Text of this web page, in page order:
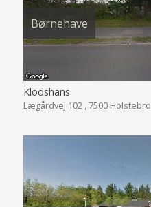
Børnehave
Klodshans
Lægårdvej 102 , 7500 Holstebro